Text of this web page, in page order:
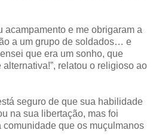
acampamento e me obrigaram a
a um grupo de soldados… e
que era um sonho, que
relatou o religioso ao
seguro de que sua habilidade
na sua libertação, mas foi
comunidade que os muçulmanos